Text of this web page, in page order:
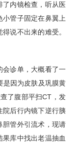
了内镜检查，听从医
小管子固定在鼻翼上
说不出来的难受。
诊单，大概看了一
是因为皮肤及巩膜黄
了腹部平扫CT，发
院后行内镜下逆行胰
胆管外引流术，现请
库中找出老温抽血